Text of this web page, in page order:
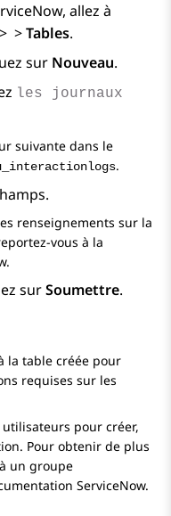
, allez à
> >Tables.
sur Nouveau.
les journaux
suivante dans le
.
renseignements sur la
vous à la
.
surSoumettre.
la table créée pour
requises sur les
utilisateurs pour créer,
Pour obtenir de plus
un groupe
ServiceNow.